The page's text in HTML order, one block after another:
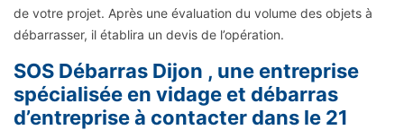
de votre projet. Après une évaluation du volume des objets à
débarrasser, il établira un devis de l’opération.
SOS Débarras Dijon , une entreprise
spécialisée en vidage et débarras
d’entreprise à contacter dans le 21